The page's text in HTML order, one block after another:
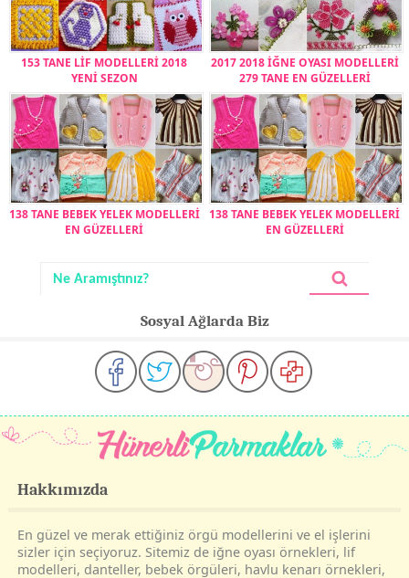
153 TANE LİF MODELLERİ 2018
YENİ SEZON
2017 2018 İĞNE OYASI MODELLERİ
279 TANE EN GÜZELLERİ
138 TANE BEBEK YELEK MODELLERİ
EN GÜZELLERİ
138 TANE BEBEK YELEK MODELLERİ
EN GÜZELLERİ
Sosyal Ağlarda Biz
Hakkımızda
En güzel ve merak ettiğiniz örgü modellerini ve el işlerini
sizler için seçiyoruz. Sitemiz de iğne oyası örnekleri, lif
modelleri, danteller, bebek örgüleri, havlu kenarı örnekleri,